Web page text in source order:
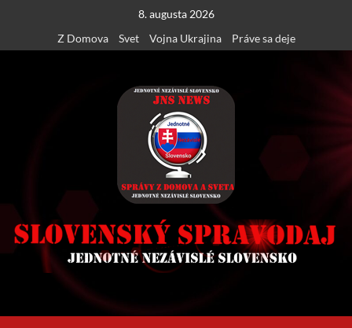
content
8. augusta 2026
Z Domova
Svet Vojna Ukrajina Práve sa deje